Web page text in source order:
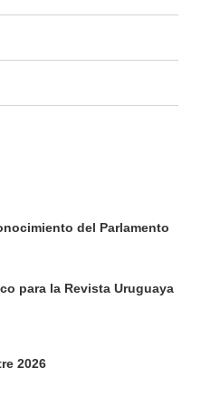
del Parlamento
para la Revista Uruguaya
2026